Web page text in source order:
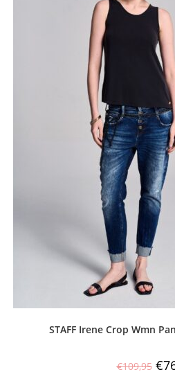
STAFF Irene Crop Wmn
€109,95 €